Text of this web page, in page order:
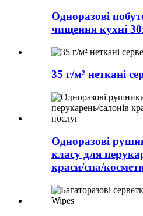
Одноразові
чищення кухні
35 г/м² неткані
Одноразові
класу для
краси/спа/